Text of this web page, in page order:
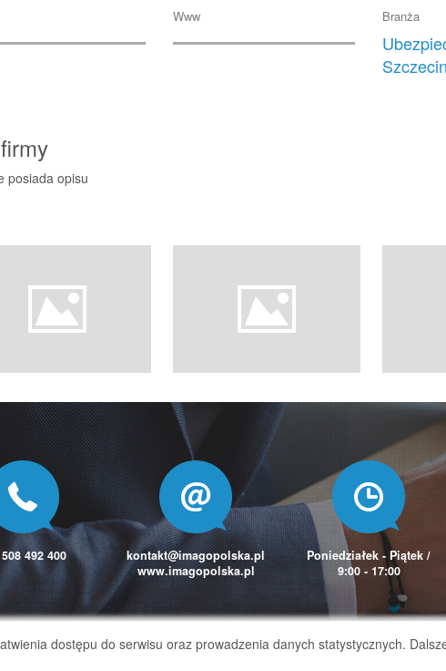
Www Branża
Szczecin
posiada opisu
492 400
kontakt@imagopolska.pl
www.imagopolska.pl
Poniedziałek - Piątek /
9:00 - 17:00
dostępu do serwisu oraz prowadzenia danych statystycznych.